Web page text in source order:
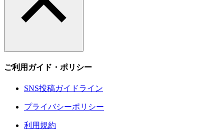
ご利用ガイド・ポリシー
SNS投稿ガイドライン
プライバシーポリシー
利用規約